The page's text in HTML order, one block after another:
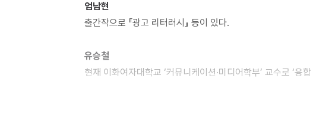
엄남현
출간작으로 『광고 리터러시』 등이 있다.
유승철
현재 이화여자대학교 ‘커뮤니케이션·미디어학부’ 교수로 ‘융
있다. 미국 텍사스대학교(The Univ. of Texas at Austin)에
취득했다. 유학 전에는 (주)제일기획에서 다년간 미디어/광